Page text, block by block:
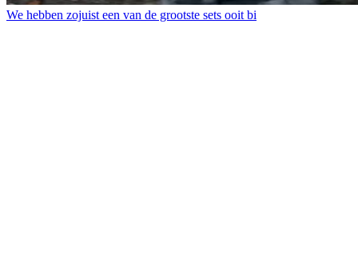
We hebben zojuist een van de grootste sets ooit bi